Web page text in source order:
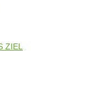
ZIEL